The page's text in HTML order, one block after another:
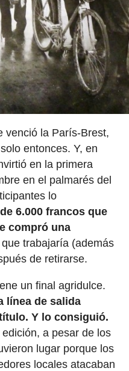
venció la París-Brest,
entonces. Y, en
en la primera
en el palmarés del
lo
6.000 francos que
compró una
trabajaría (además
de retirarse.
un final agridulce.
línea de salida
Y lo consiguió.
a pesar de los
lugar porque los
locales atacaban